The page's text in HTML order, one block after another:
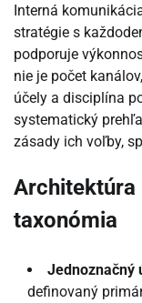
Interná
stratégie s
podporuje
nie je počet
účely a disciplína
systematický
zásady ich voľby,
Architektúra
taxonómia
Jednoznačný
definovaný